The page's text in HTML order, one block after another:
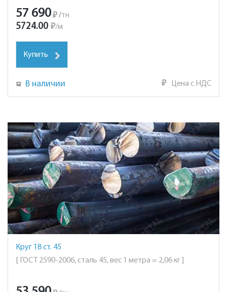
57 690₽ /тн
5724.00 ₽/м
Купить
В наличии ₽ Цена с НДС
Круг 18 ст. 45
[ ГОСТ 2590-2006, сталь 45, вес 1 метра = 2,06 кг ]